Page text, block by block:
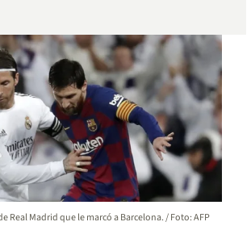
Real Madrid que le marcó a Barcelona. / Foto: AFP